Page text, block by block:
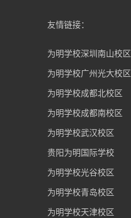
友情链接：
为明学校深圳南山校区
为明学校广州光大校区
为明学校成都北校区
为明学校成都南校区
为明学校武汉校区
贵阳为明国际学校
为明学校光谷校区
为明学校青岛校区
为明学校天津校区